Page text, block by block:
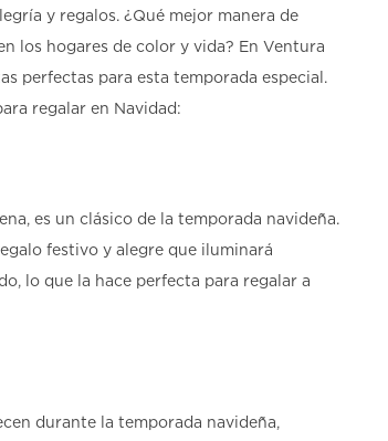
y regalos. ¿Qué mejor manera de
los hogares de color y vida? En Ventura
perfectas para esta temporada especial.
regalar en Navidad:
es un clásico de la temporada navideña.
festivo y alegre que iluminará
lo que la hace perfecta para regalar a
durante la temporada navideña,